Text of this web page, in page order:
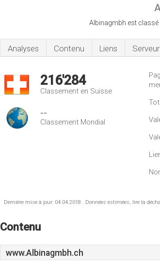
Albinagmbh est classé
Analyses Contenu Liens Serveur
216'284
Classement en Suisse
--
Classement Mondial
Dernière mise à jour: 04.04.2018 . Données estimées, lire la
Contenu
www.Albinagmbh.ch